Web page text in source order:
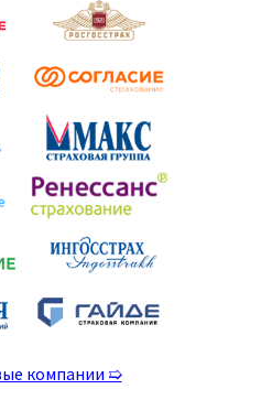
компании ➯